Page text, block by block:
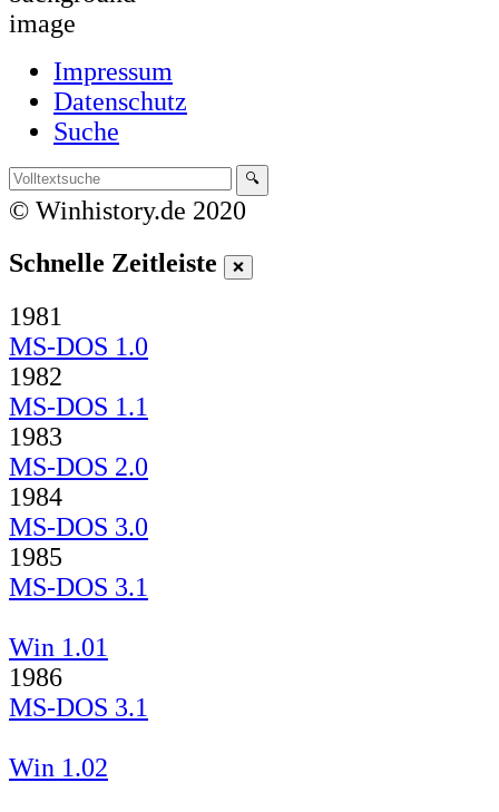
Impressum
Datenschutz
Suche
© Winhistory.de 2020
Schnelle Zeitleiste
1981
MS-DOS 1.0
1982
MS-DOS 1.1
1983
MS-DOS 2.0
1984
MS-DOS 3.0
1985
MS-DOS 3.1
Win 1.01
1986
MS-DOS 3.1
Win 1.02